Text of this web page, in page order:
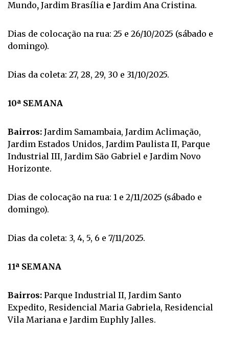
Mundo, Jardim Brasília e Jardim Ana Cristina.
Dias de colocação na rua: 25 e 26/10/2025 (sábado e
domingo).
Dias da coleta: 27, 28, 29, 30 e 31/10/2025.
10ª SEMANA
Bairros: Jardim Samambaia, Jardim Aclimação,
Jardim Estados Unidos, Jardim Paulista II, Parque
Industrial III, Jardim São Gabriel e Jardim Novo
Horizonte.
Dias de colocação na rua: 1 e 2/11/2025 (sábado e
domingo).
Dias da coleta: 3, 4, 5, 6 e 7/11/2025.
11ª SEMANA
Bairros: Parque Industrial II, Jardim Santo
Expedito, Residencial Maria Gabriela, Residencial
Vila Mariana e Jardim Euphly Jalles.